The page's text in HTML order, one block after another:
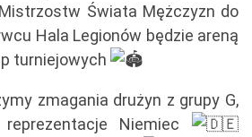
Świata Mężczyzn do
Hala Legionów będzie areną
turniejowych
zmagania drużyn z grupy G,
Niemiec